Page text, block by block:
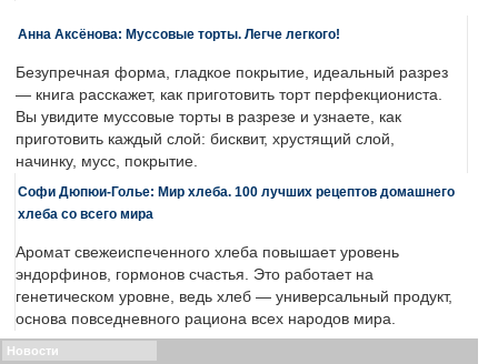
Анна Аксёнова: Муссовые торты. Легче легкого!
Безупречная форма, гладкое покрытие, идеальный разрез
— книга расскажет, как приготовить торт перфекциониста.
Вы увидите муссовые торты в разрезе и узнаете, как
приготовить каждый слой: бисквит, хрустящий слой,
начинку, мусс, покрытие.
Софи Дюпюи-Голье: Мир хлеба. 100 лучших рецептов домашнего
хлеба со всего мира
Аромат свежеиспеченного хлеба повышает уровень
эндорфинов, гормонов счастья. Это работает на
генетическом уровне, ведь хлеб — универсальный продукт,
основа повседневного рациона всех народов мира.
Новости